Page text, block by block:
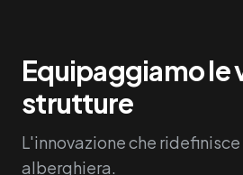
Equipaggiamo le
strutture
L'innovazione che
alberghiera.